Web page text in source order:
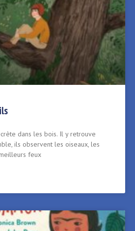
dans les bois. Il y retrouve
ils observent les oiseaux, les
feux